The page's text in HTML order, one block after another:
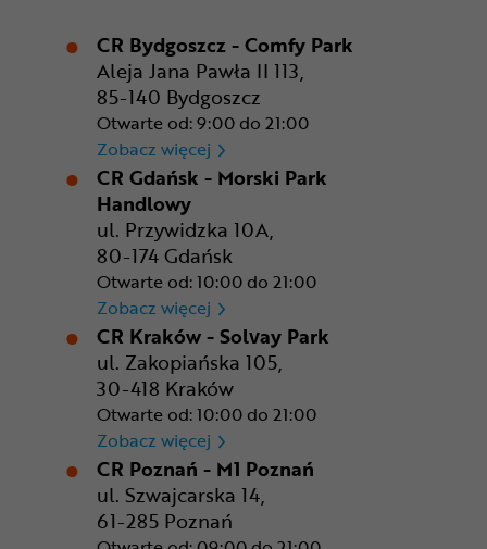
CR Bydgoszcz - Comfy Park
Aleja Jana Pawła II 113,
85-140 Bydgoszcz
Otwarte od: 9:00 do 21:00
Zobacz więcej CR Bydgoszcz - Comfy Park
CR Gdańsk - Morski Park
Handlowy
ul. Przywidzka 10A,
80-174 Gdańsk
Otwarte od: 10:00 do 21:00
Zobacz więcej CR Gdańsk - Morski Park
CR Kraków - Solvay Park
ul. Zakopiańska 105,
30-418 Kraków
Otwarte od: 10:00 do 21:00
Zobacz więcej CR Kraków - Solvay Park
CR Poznań - M1 Poznań
ul. Szwajcarska 14,
61-285 Poznań